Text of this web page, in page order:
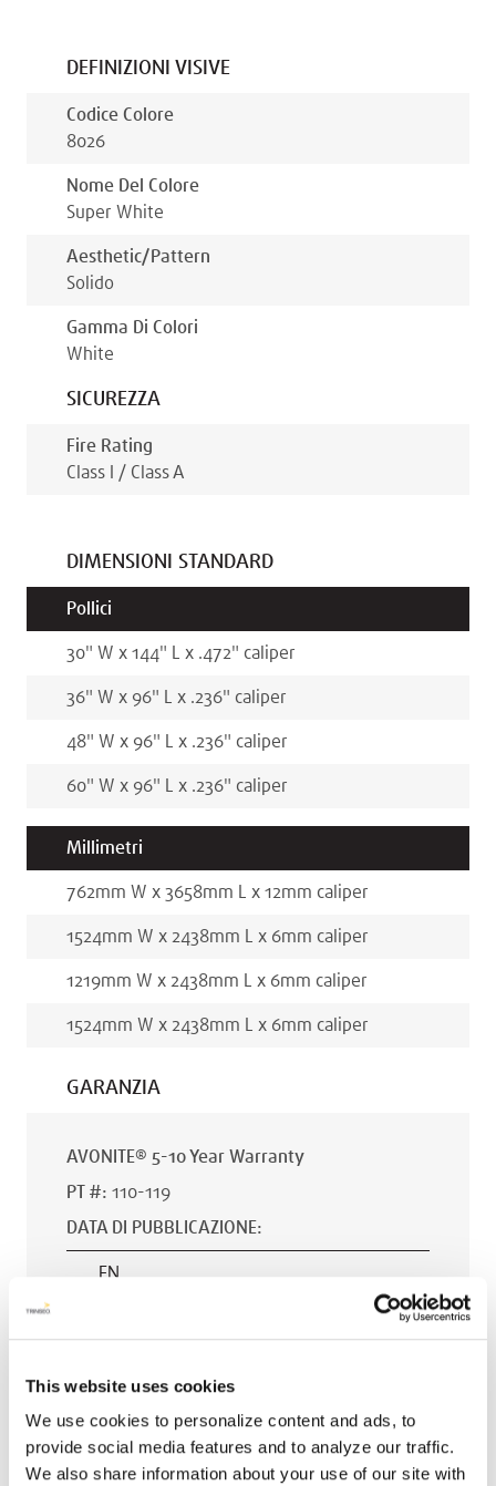
This website uses cookies
We use cookies to personalize content and ads, to
provide social media features and to analyze our traffic.
We also share information about your use of our site with
DEFINIZIONI VISIVE
Codice Colore
8026
Nome Del Colore
Super White
Aesthetic/pattern
Solido
Gamma Di Colori
White
SICUREZZA
Fire Rating
Class I / Class A
DIMENSIONI STANDARD
Pollici
30" W x 144" L x .472" caliper
36" W x 96" L x .236" caliper
48" W x 96" L x .236" caliper
60" W x 96" L x .236" caliper
Millimetri
762mm W x 3658mm L x 12mm caliper
1524mm W x 2438mm L x 6mm caliper
1219mm W x 2438mm L x 6mm caliper
1524mm W x 2438mm L x 6mm caliper
GARANZIA
AVONITE® 5-10 Year Warranty
PT #: 110-119
DATA DI PUBBLICAZIONE:
EN
AVONITE® 15 YEAR Warranty
PT #:110-118
DATA DI PUBBLICAZIONE :